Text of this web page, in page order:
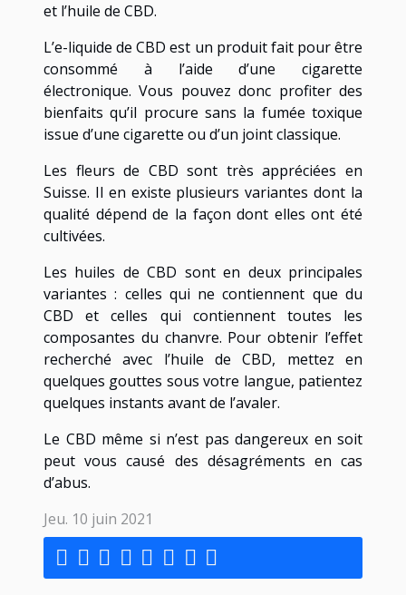
et l’huile de CBD.
L’e-liquide de CBD est un produit fait pour être
consommé à l’aide d’une cigarette
électronique. Vous pouvez donc profiter des
bienfaits qu’il procure sans la fumée toxique
issue d’une cigarette ou d’un joint classique.
Les fleurs de CBD sont très appréciées en
Suisse. Il en existe plusieurs variantes dont la
qualité dépend de la façon dont elles ont été
cultivées.
Les huiles de CBD sont en deux principales
variantes : celles qui ne contiennent que du
CBD et celles qui contiennent toutes les
composantes du chanvre. Pour obtenir l’effet
recherché avec l’huile de CBD, mettez en
quelques gouttes sous votre langue, patientez
quelques instants avant de l’avaler.
Le CBD même si n’est pas dangereux en soit
peut vous causé des désagréments en cas
d’abus.
Jeu. 10 juin 2021